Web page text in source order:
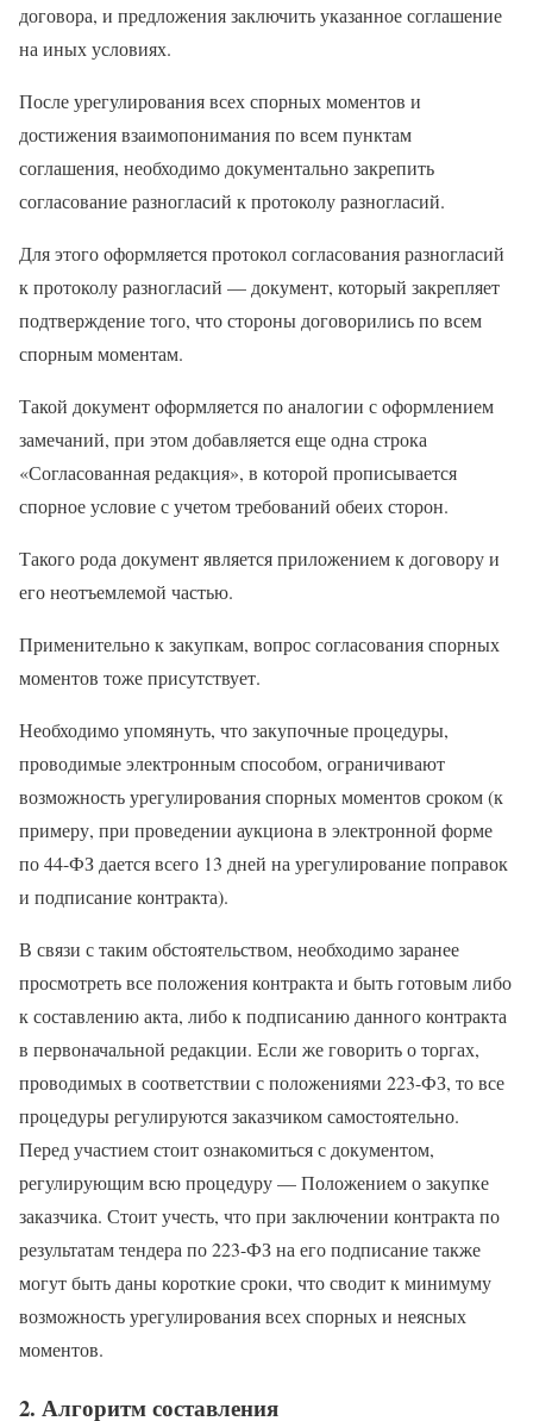
договора, и предложения заключить указанное соглашение
на иных условиях.
После урегулирования всех спорных моментов и
достижения взаимопонимания по всем пунктам
соглашения, необходимо документально закрепить
согласование разногласий к протоколу разногласий.
Для этого оформляется протокол согласования разногласий
к протоколу разногласий — документ, который закрепляет
подтверждение того, что стороны договорились по всем
спорным моментам.
Такой документ оформляется по аналогии с оформлением
замечаний, при этом добавляется еще одна строка
«Согласованная редакция», в которой прописывается
спорное условие с учетом требований обеих сторон.
Такого рода документ является приложением к договору и
его неотъемлемой частью.
Применительно к закупкам, вопрос согласования спорных
моментов тоже присутствует.
Необходимо упомянуть, что закупочные процедуры,
проводимые электронным способом, ограничивают
возможность урегулирования спорных моментов сроком (к
примеру, при проведении аукциона в электронной форме
по 44-ФЗ дается всего 13 дней на урегулирование поправок
и подписание контракта).
В связи с таким обстоятельством, необходимо заранее
просмотреть все положения контракта и быть готовым либо
к составлению акта, либо к подписанию данного контракта
в первоначальной редакции. Если же говорить о торгах,
проводимых в соответствии с положениями 223-ФЗ, то все
процедуры регулируются заказчиком самостоятельно.
Перед участием стоит ознакомиться с документом,
регулирующим всю процедуру — Положением о закупке
заказчика. Стоит учесть, что при заключении контракта по
результатам тендера по 223-ФЗ на его подписание также
могут быть даны короткие сроки, что сводит к минимуму
возможность урегулирования всех спорных и неясных
моментов.
2. Алгоритм составления